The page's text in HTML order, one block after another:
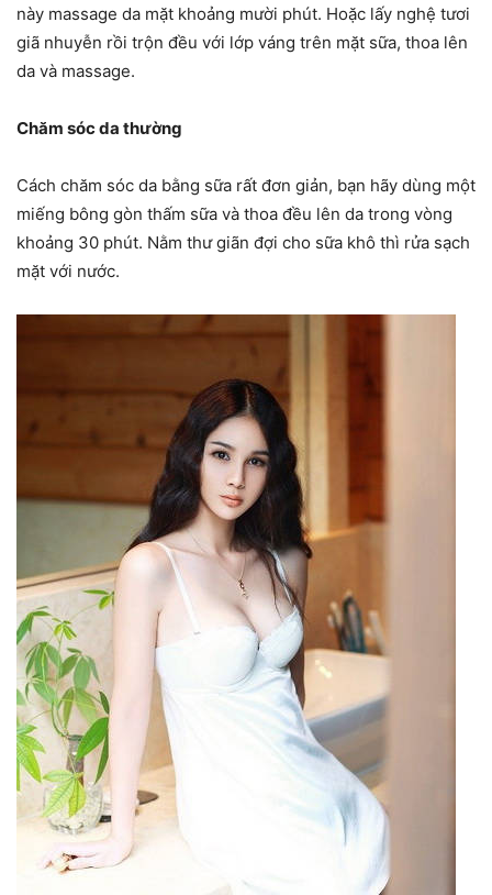
này massage da mặt khoảng mười phút. Hoặc lấy nghệ tươi
giã nhuyễn rồi trộn đều với lớp váng trên mặt sữa, thoa lên
da và massage.
Chăm sóc da thường
Cách chăm sóc da bằng sữa rất đơn giản, bạn hãy dùng một
miếng bông gòn thấm sữa và thoa đều lên da trong vòng
khoảng 30 phút. Nằm thư giãn đợi cho sữa khô thì rửa sạch
mặt với nước.